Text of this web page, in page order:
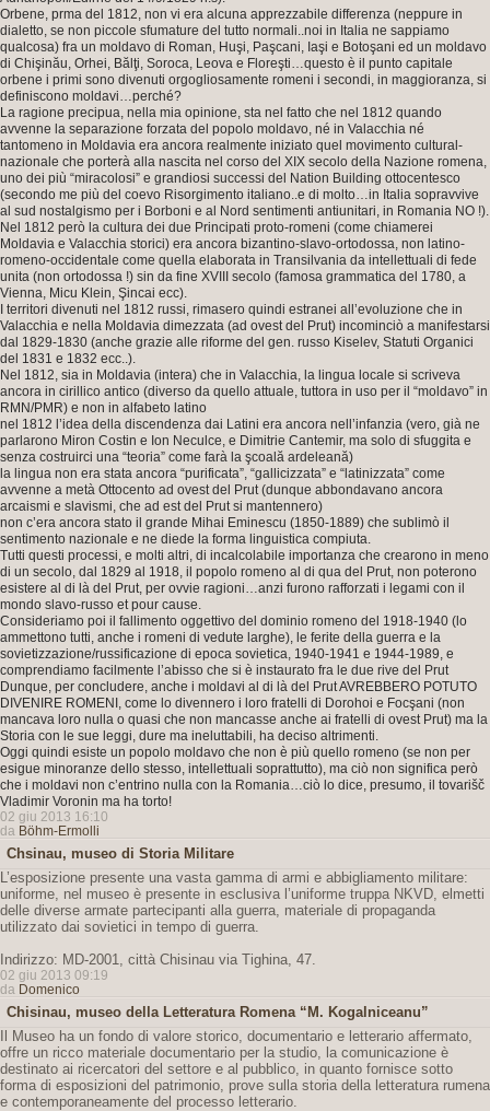
Orbene, prma del 1812, non vi era alcuna apprezzabile differenza (neppure in
dialetto, se non piccole sfumature del tutto normali..noi in Italia ne sappiamo
qualcosa) fra un moldavo di Roman, Huşi, Paşcani, Iaşi e Botoşani ed un moldavo
di Chişinău, Orhei, Bălţi, Soroca, Leova e Floreşti…questo è il punto capitale
orbene i primi sono divenuti orgogliosamente romeni i secondi, in maggioranza, si
definiscono moldavi…perché?
La ragione precipua, nella mia opinione, sta nel fatto che nel 1812 quando
avvenne la separazione forzata del popolo moldavo, né in Valacchia né
tantomeno in Moldavia era ancora realmente iniziato quel movimento cultural-
nazionale che porterà alla nascita nel corso del XIX secolo della Nazione romena,
uno dei più “miracolosi” e grandiosi successi del Nation Building ottocentesco
(secondo me più del coevo Risorgimento italiano..e di molto…in Italia sopravvive
al sud nostalgismo per i Borboni e al Nord sentimenti antiunitari, in Romania NO !).
Nel 1812 però la cultura dei due Principati proto-romeni (come chiamerei
Moldavia e Valacchia storici) era ancora bizantino-slavo-ortodossa, non latino-
romeno-occidentale come quella elaborata in Transilvania da intellettuali di fede
unita (non ortodossa !) sin da fine XVIII secolo (famosa grammatica del 1780, a
Vienna, Micu Klein, Şincai ecc).
I territori divenuti nel 1812 russi, rimasero quindi estranei all’evoluzione che in
Valacchia e nella Moldavia dimezzata (ad ovest del Prut) incominciò a manifestarsi
dal 1829-1830 (anche grazie alle riforme del gen. russo Kiselev, Statuti Organici
del 1831 e 1832 ecc..).
Nel 1812, sia in Moldavia (intera) che in Valacchia, la lingua locale si scriveva
ancora in cirillico antico (diverso da quello attuale, tuttora in uso per il “moldavo” in
RMN/PMR) e non in alfabeto latino
nel 1812 l’idea della discendenza dai Latini era ancora nell’infanzia (vero, già ne
parlarono Miron Costin e Ion Neculce, e Dimitrie Cantemir, ma solo di sfuggita e
senza costruirci una “teoria” come farà la şcoală ardeleană)
la lingua non era stata ancora “purificata”, “gallicizzata” e “latinizzata” come
avvenne a metà Ottocento ad ovest del Prut (dunque abbondavano ancora
arcaismi e slavismi, che ad est del Prut si mantennero)
non c’era ancora stato il grande Mihai Eminescu (1850-1889) che sublimò il
sentimento nazionale e ne diede la forma linguistica compiuta.
Tutti questi processi, e molti altri, di incalcolabile importanza che crearono in meno
di un secolo, dal 1829 al 1918, il popolo romeno al di qua del Prut, non poterono
esistere al di là del Prut, per ovvie ragioni…anzi furono rafforzati i legami con il
mondo slavo-russo et pour cause.
Consideriamo poi il fallimento oggettivo del dominio romeno del 1918-1940 (lo
ammettono tutti, anche i romeni di vedute larghe), le ferite della guerra e la
sovietizzazione/russificazione di epoca sovietica, 1940-1941 e 1944-1989, e
comprendiamo facilmente l’abisso che si è instaurato fra le due rive del Prut
Dunque, per concludere, anche i moldavi al di là del Prut AVREBBERO POTUTO
DIVENIRE ROMENI, come lo divennero i loro fratelli di Dorohoi e Focşani (non
mancava loro nulla o quasi che non mancasse anche ai fratelli di ovest Prut) ma la
Storia con le sue leggi, dure ma ineluttabili, ha deciso altrimenti.
Oggi quindi esiste un popolo moldavo che non è più quello romeno (se non per
esigue minoranze dello stesso, intellettuali soprattutto), ma ciò non significa però
che i moldavi non c’entrino nulla con la Romania…ciò lo dice, presumo, il tovarišč
Vladimir Voronin ma ha torto!
02 giu 2013 16:10
da Böhm-Ermolli
Chsinau, museo di Storia Militare
L’esposizione presente una vasta gamma di armi e abbigliamento militare:
uniforme, nel museo è presente in esclusiva l’uniforme truppa NKVD, elmetti
delle diverse armate partecipanti alla guerra, materiale di propaganda
utilizzato dai sovietici in tempo di guerra.
Indirizzo: MD-2001, città Chisinau via Tighina, 47.
02 giu 2013 09:19
da Domenico
Chisinau, museo della Letteratura Romena “M. Kogalniceanu”
Il Museo ha un fondo di valore storico, documentario e letterario affermato,
offre un ricco materiale documentario per la studio, la comunicazione è
destinato ai ricercatori del settore e al pubblico, in quanto fornisce sotto
forma di esposizioni del patrimonio, prove sulla storia della letteratura rumena
e contemporaneamente del processo letterario.